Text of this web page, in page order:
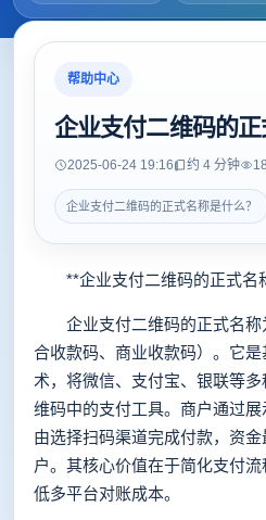
帮助中心
企业支付二维码的正
2025-06-24 19:16 约 4 分钟
企业支付二维码的正式名称是什么？
**企业支付二维码的正式名
企业支付二维码的正式名称
合收款码、商业收款码）。它
术，将微信、支付宝、银联等
维码中的支付工具。商户通过
由选择扫码渠道完成付款，资
户。其核心价值在于简化支付
低多平台对账成本。